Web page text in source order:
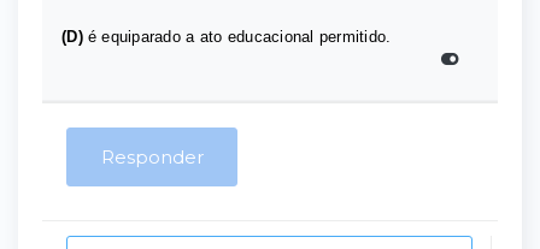
(D) é equiparado a ato educacional permitido.
Responder